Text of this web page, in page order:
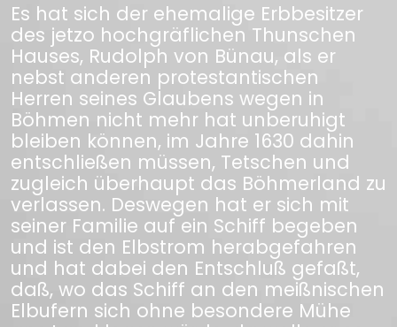
Es hat sich der ehemalige Erbbesitzer
des jetzo hochgräflichen Thunschen
Hauses, Rudolph von Bünau, als er
nebst anderen protestantischen
Herren seines Glaubens wegen in
Böhmen nicht mehr hat unberuhigt
bleiben können, im Jahre 1630 dahin
entschließen müssen, Tetschen und
zugleich überhaupt das Böhmerland zu
verlassen. Deswegen hat er sich mit
seiner Familie auf ein Schiff begeben
und ist den Elbstrom herabgefahren
und hat dabei den Entschluß gefaßt,
daß, wo das Schiff an den meißnischen
Elbufern sich ohne besondere Mühe